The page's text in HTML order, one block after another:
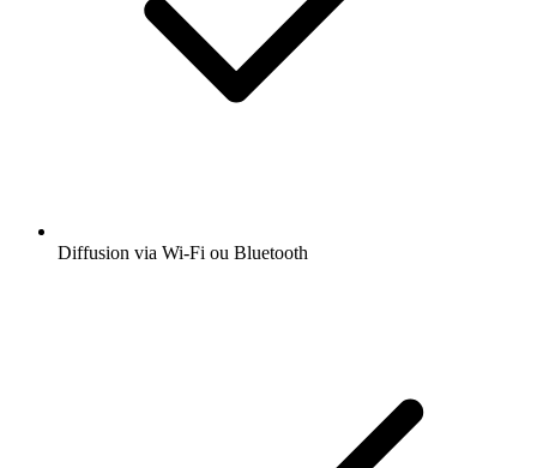
Diffusion via Wi-Fi ou Bluetooth